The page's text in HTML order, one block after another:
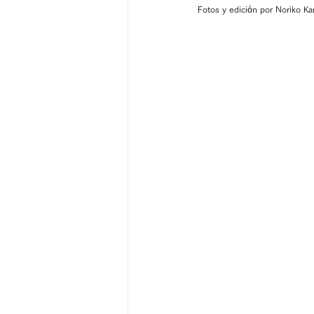
Fotos y edición por Noriko